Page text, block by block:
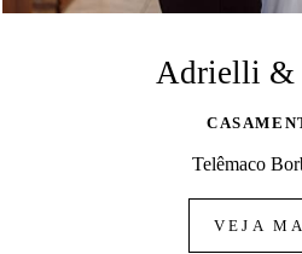
Adrielli &
Telêmaco
VEJA